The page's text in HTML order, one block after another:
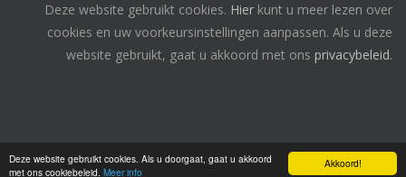
Akkoord!
Deze website gebruikt cookies. Als u doorgaat, gaat u akkoord
met ons cookiebeleid. Meer info
Deze website gebruikt cookies. Hier kunt u meer lezen over
cookies en uw voorkeursinstellingen aanpassen. Als u deze
website gebruikt, gaat u akkoord met ons privacybeleid.